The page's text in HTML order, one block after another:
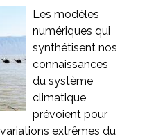
Les modèles
numériques qui
synthétisent nos
connaissances
du système
climatique
prévoient pour
extrêmes du